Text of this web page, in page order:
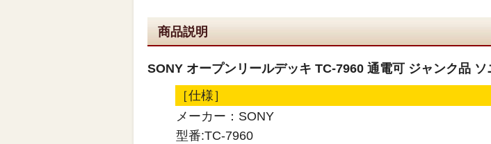
商品説明
SONY オープンリールデッキ TC-7960 通電可 ジャンク品 ソ
［仕様］
メーカー：SONY
型番:TC-7960